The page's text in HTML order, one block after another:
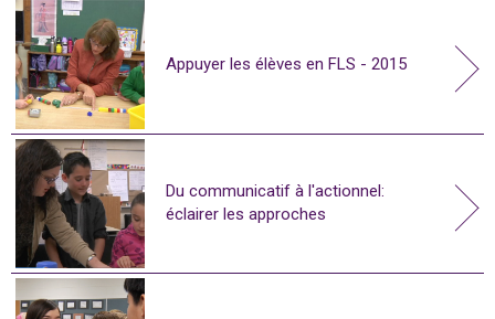
Appuyer les élèves en FLS - 2015
Du communicatif à l'actionnel:
éclairer les approches